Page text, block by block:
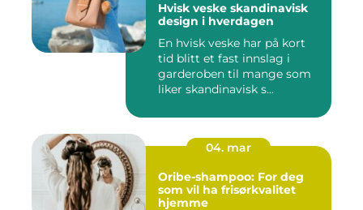
Hvisk veske skandinavisk
design i hverdagen
En hvisk veske har på kort
tid blitt et fast innslag i
garderoben til mange som
liker skandinavisk s...
04. mar
Oribe-shampoo: For deg
som vil ha frisørkvalitet
hjemme